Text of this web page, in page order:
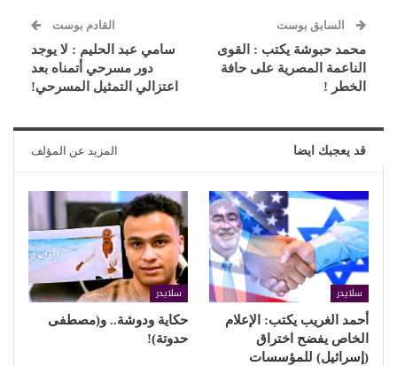
السابق بوست
محمد حبوشة يكتب : القوى
الناعمة المصرية على حافة
الخطر !
القادم بوست
سامي عبد الحليم : لا يوجد
دور مسرحي أتمناه بعد
اعتزالي التمثيل المسرحي!
قد يعجبك ايضا المزيد عن المؤلف
سلايدر
أحمد الغريب يكتب: الإعلام
الخاص يفضح اختراق
(إسرائيل) للمؤسسات
سلايدر
حكاية ودوشة.. و(مصطفى
حدوتة)!